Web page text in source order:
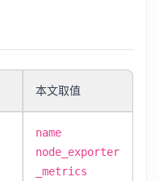
本文取值
name
node_exporter
_metrics